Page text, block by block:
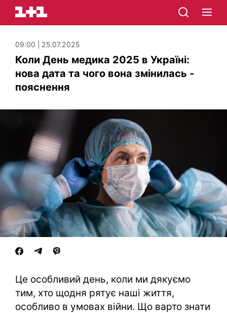
09:00 | 25.07.2025
Коли День медика 2025 в Україні:
нова дата та чого вона змінилась -
пояснення
Це особливий день, коли ми дякуємо
тим, хто щодня рятує наші життя,
особливо в умовах війни. Що варто знати